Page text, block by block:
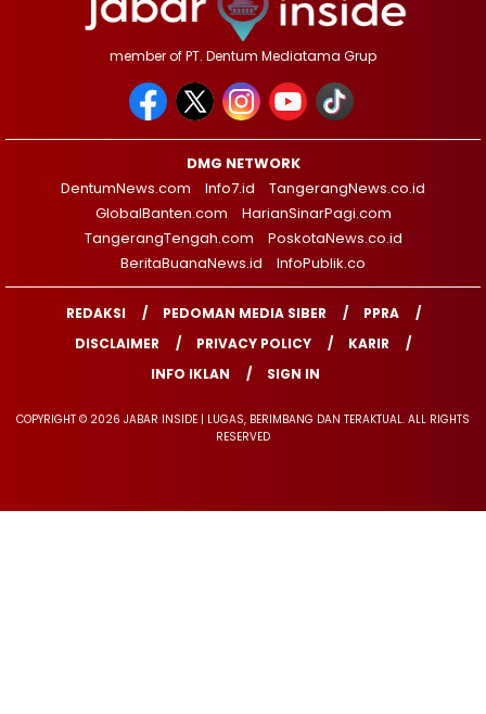
member of PT. Dentum Mediatama Grup
DMG NETWORK
DentumNews.com
Info7.id
TangerangNews.co.id
GlobalBanten.com
HarianSinarPagi.com
TangerangTengah.com
PoskotaNews.co.id
BeritaBuanaNews.id
InfoPublik.co
REDAKSI PEDOMAN MEDIA SIBER
PPRA
DISCLAIMER
PRIVACY POLICY
KARIR
INFO IKLAN
SIGN IN
COPYRIGHT © 2026 JABAR INSIDE | LUGAS, BERIMBANG DAN TERAKTUAL. ALL RIGHTS
RESERVED